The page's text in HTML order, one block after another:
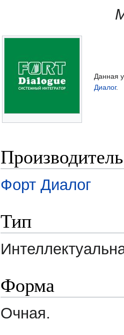
Данная
Диалог.
Форт Диалог
Тип
Форма
Очная.